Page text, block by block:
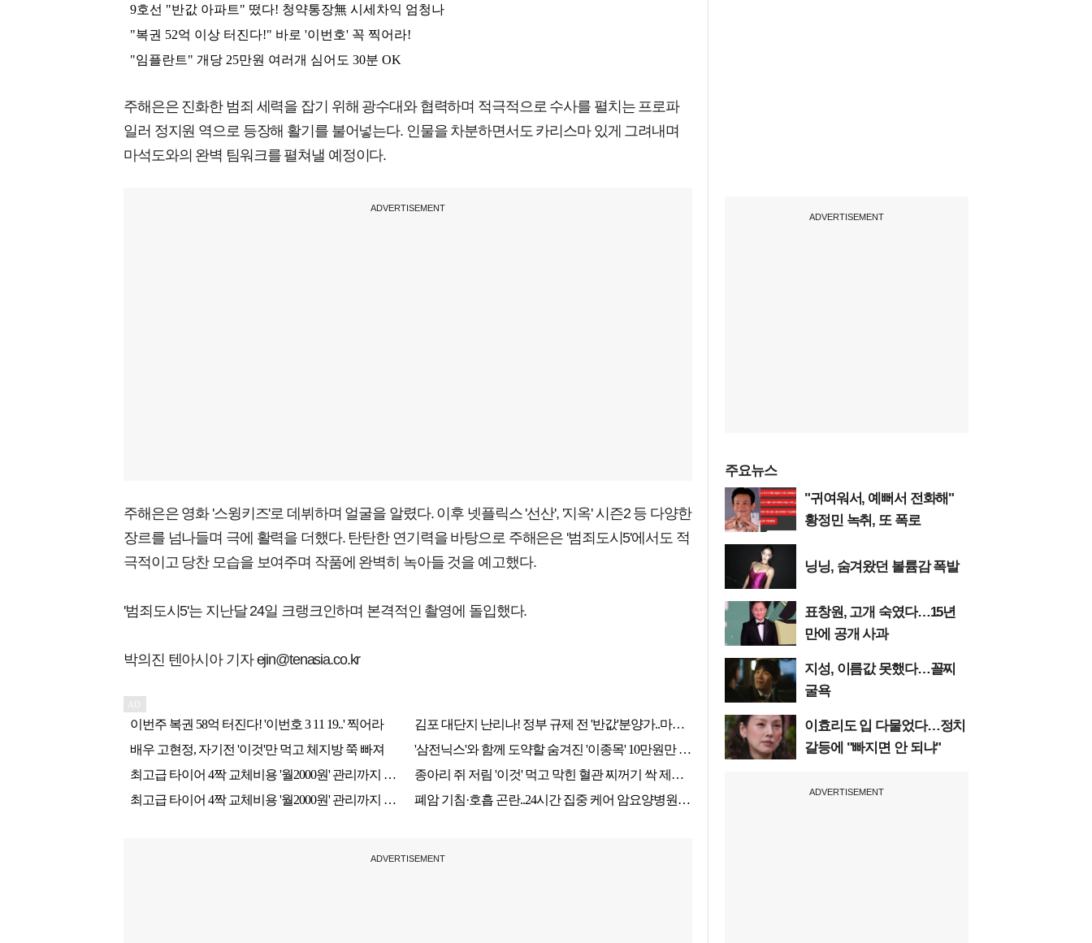
주해은은 진화한 범죄 세력을 잡기 위해 광수대와 협력하며 적극적으로 수사를 펼치는 프로파
일러 정지원 역으로 등장해 활기를 불어넣는다. 인물을 차분하면서도 카리스마 있게 그려내며
마석도와의 완벽 팀워크를 펼쳐낼 예정이다.
ADVERTISEMENT
주해은은 영화 '스윙키즈'로 데뷔하며 얼굴을 알렸다. 이후 넷플릭스 '선산', '지옥' 시즌2 등 다양한
장르를 넘나들며 극에 활력을 더했다. 탄탄한 연기력을 바탕으로 주해은은 '범죄도시5'에서도 적
극적이고 당찬 모습을 보여주며 작품에 완벽히 녹아들 것을 예고했다.
'범죄도시5'는 지난달 24일 크랭크인하며 본격적인 촬영에 돌입했다.
박의진 텐아시아 기자 ejin@tenasia.co.kr
ADVERTISEMENT
ADVERTISEMENT
주요뉴스
"귀여워서, 예뻐서 전화해"
황정민 녹취, 또 폭로
닝닝, 숨겨왔던 볼륨감 폭발
표창원, 고개 숙였다…15년
만에 공개 사과
지성, 이름값 못했다…꼴찌
굴욕
이효리도 입 다물었다…정치
갈등에 "빠지면 안 되냐"
ADVERTISEMENT